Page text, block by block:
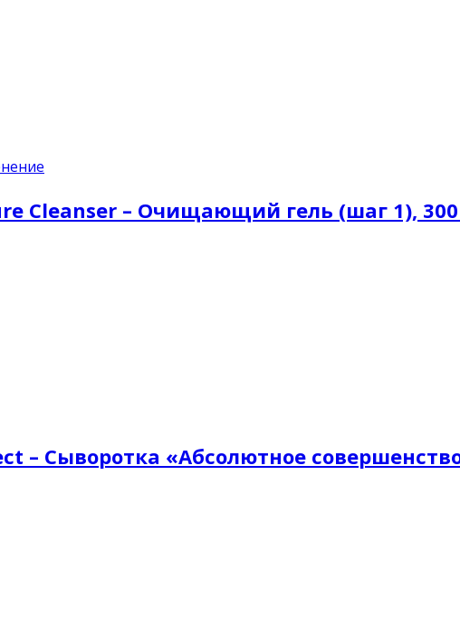
Cleanser – Очищающий гель (шаг 1),
– Сыворотка «Абсолютное